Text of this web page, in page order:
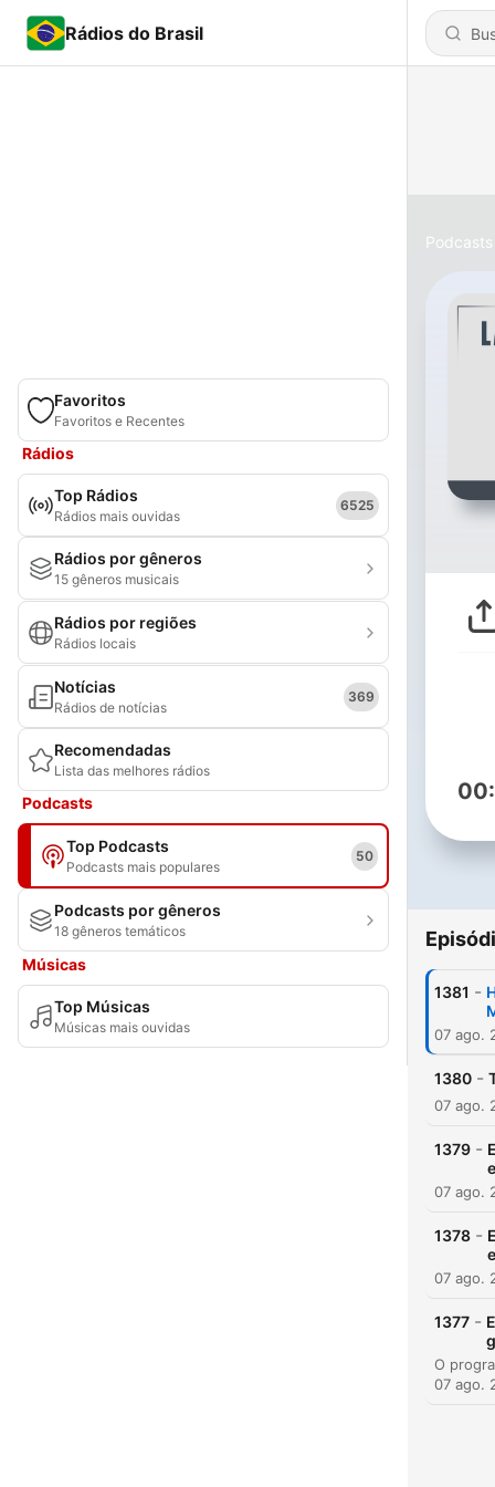
Rádios do Brasil
Favoritos
Favoritos e Recentes
Rádios
Top Rádios
Rádios mais ouvidas
6525
Rádios por gêneros
15 gêneros musicais
Rádios por regiões
Rádios locais
Notícias
Rádios de notícias
369
Recomendadas
Lista das melhores rádios
Podcasts
Top Podcasts
Podcasts mais populares
50
Podcasts por gêneros
18 gêneros temáticos
Músicas
Top Músicas
Músicas mais ouvidas
Podcasts
1381 -
07 ago.
1380 -
07 ago.
1379 -
07 ago.
1378 -
07 ago.
1377 -
07 ago.